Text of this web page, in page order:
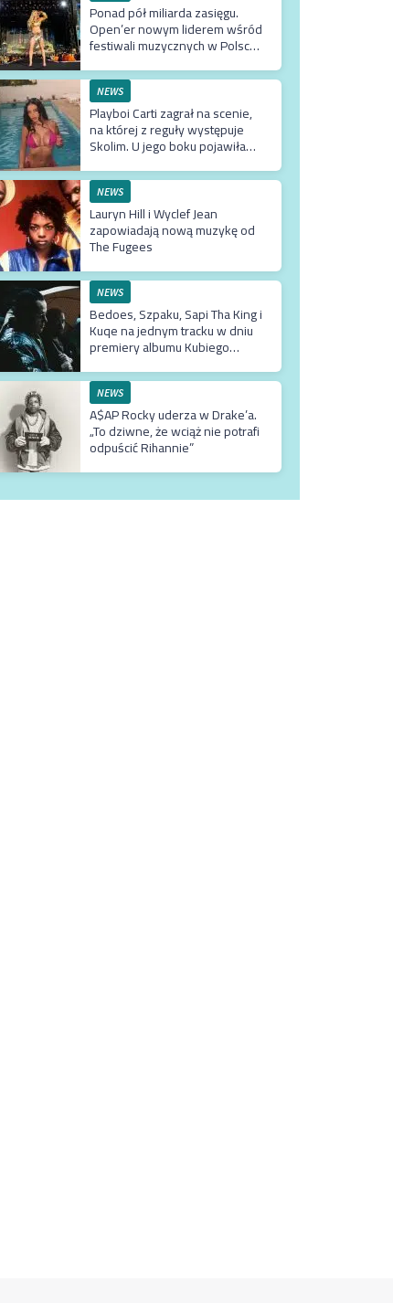
Ponad pół miliarda zasięgu.
Open’er nowym liderem wśród
festiwali muzycznych w Polsce.
NEWS
Playboi Carti zagrał na scenie,
na której z reguły występuje
Skolim. U jego boku pojawiła
NEWS
Lauryn Hill i Wyclef Jean
zapowiadają nową muzykę od
The Fugees
NEWS
Bedoes, Szpaku, Sapi Tha King i
Kuqe na jednym tracku w dniu
premiery albumu Kubiego
NEWS
A$AP Rocky uderza w Drake’a.
„To dziwne, że wciąż nie potrafi
odpuścić Rihannie”